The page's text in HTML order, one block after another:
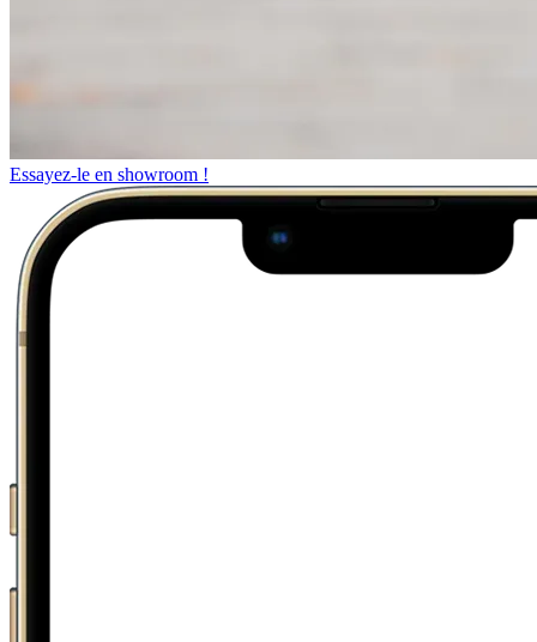
Essayez-le en showroom !